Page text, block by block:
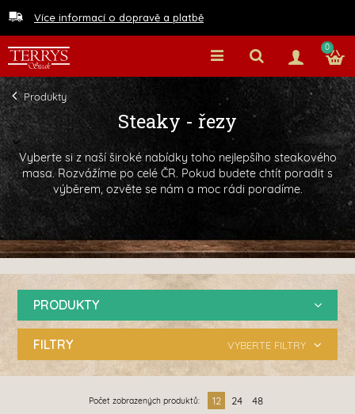
Více informací o dopravě a platbě
0
Produkty
Steaky - řezy
Vyberte si z naší široké nabídky toho nejlepšího steakového
masa. Rozvážíme po celé ČR. Pokud budete chtít poradit s
výběrem, ozvěte se nám a moc rádi poradíme.
PRODUKTY
FILTRY VYBERTE FILTRY
Počet zobrazených produktů: 12 24 48